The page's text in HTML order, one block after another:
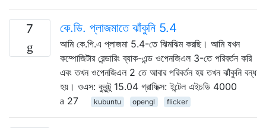
7 কে.ডি. প্লাজমাতে ঝাঁকুনি 5.4
আমি কে.পি.এ প্লাজমা 5.4-তে ঝিমঝিম করছি। আমি যখন
কম্পোজিটার রেন্ডারিং ব্যাক-এন্ড ওপেনজিএল 3-তে পরিবর্তন করি
এবং তখন ওপেনজিএল 2 তে আবার পরিবর্তন হয় তখন ঝাঁকুনি বন্ধ
হয়। ওএস: কুবুন্টু 15.04 গ্রাফিক্স: ইন্টেল এইচডি 4000
27
kubuntu opengl flicker